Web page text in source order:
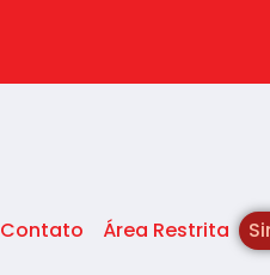
Contato Área Restrita